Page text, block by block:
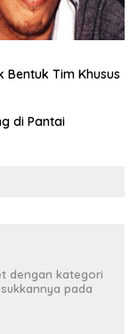
Bentuk Tim Khusus
di Pantai
dengan kategori
pada